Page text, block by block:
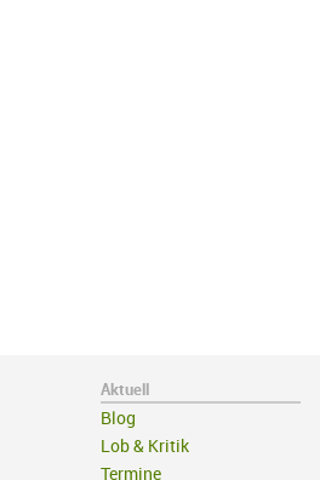
Aktuell
Blog
Lob & Kritik
Termine